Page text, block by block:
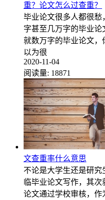
重？论文怎么过查重？
毕业论文很多人都很
字甚至几万字的毕业
就数万字的毕业论文
以为很
2020-11-04
阅读量: 18871
文查重率什么意思
不论是大学生还是研
临毕业论文写作，其
论文通过学校审核，